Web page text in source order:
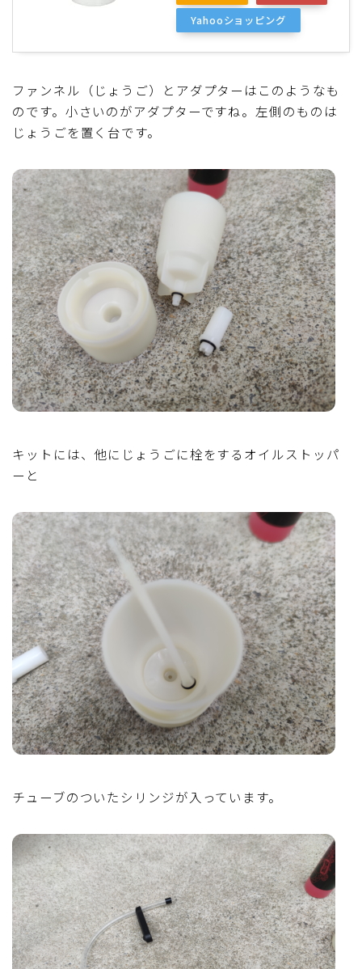
Yahooショッピング
ファンネル（じょうご）とアダプターはこのようなも
のです。小さいのがアダプターですね。左側のものは
じょうごを置く台です。
キットには、他にじょうごに栓をするオイルストッパ
ーと
チューブのついたシリンジが入っています。